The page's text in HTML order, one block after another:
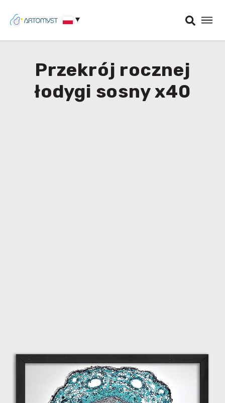
Przekrój rocznej
łodygi sosny x40